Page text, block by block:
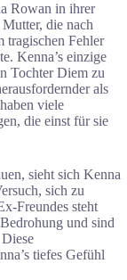
Rowan in ihrer
die nach
tragischen Fehler
Kenna’s einzige
Tochter Diem zu
als
viele
die einst für sie
sieht sich Kenna
sich zu
Freundes steht
und sind
tiefes Gefühl